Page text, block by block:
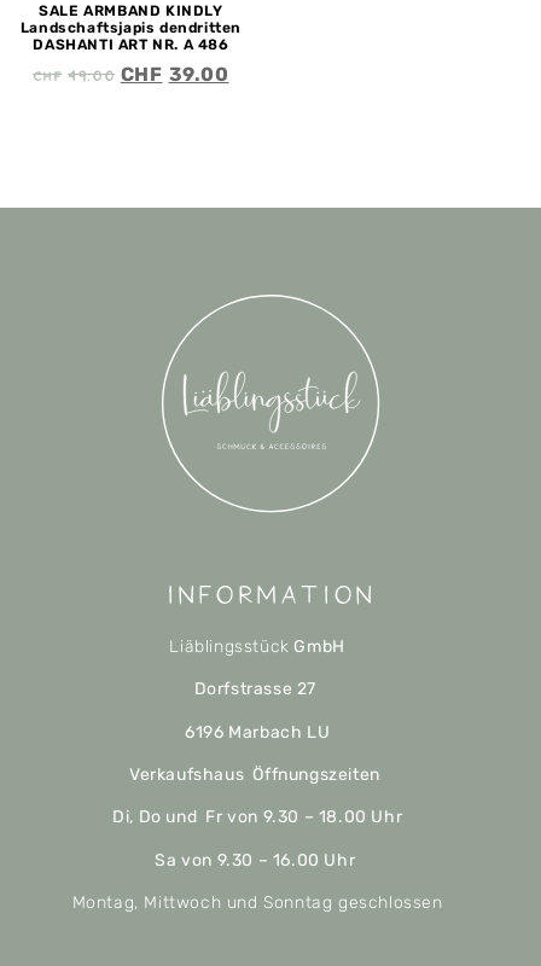
SALE ARMBAND KINDLY
Landschaftsjapis dendritten
DASHANTI ART NR. A 486
CHF49.00 CHF 39.00
Information
Liäblingsstück GmbH
Dorfstrasse 27
6196 Marbach LU
Verkaufshaus Öffnungszeiten
Di, Do und Fr von 9.30 – 18.00 Uhr
Sa von 9.30 – 16.00 Uhr
Montag, Mittwoch und Sonntag geschlossen